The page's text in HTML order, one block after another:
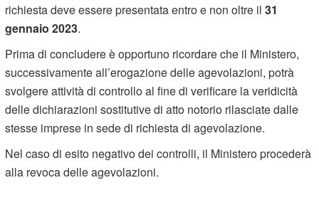
richiesta deve essere presentata entro e non oltre il31
gennaio 2023.
Prima di concludere è opportuno ricordare che il Ministero,
successivamente all’erogazione delle agevolazioni, potrà
svolgere attività di controllo al fine di verificare la veridicità
delle dichiarazioni sostitutive di atto notorio rilasciate dalle
stesse imprese in sede di richiesta di agevolazione.
Nel caso di esito negativo dei controlli, il Ministero procederà
alla revoca delle agevolazioni.